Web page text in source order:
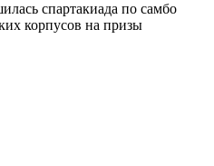
спартакиада по самбо
корпусов на призы